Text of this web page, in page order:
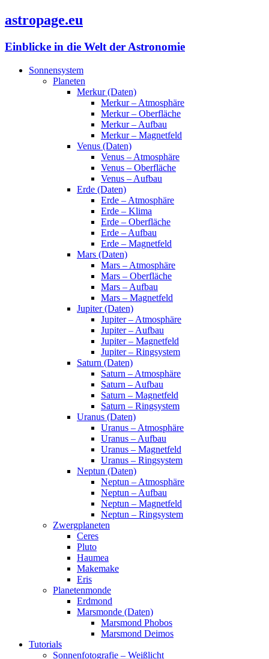
astropage.eu
Einblicke in die Welt der Astronomie
Sonnensystem
Planeten
Merkur (Daten)
Merkur – Atmosphäre
Merkur – Oberfläche
Merkur – Aufbau
Merkur – Magnetfeld
Venus (Daten)
Venus – Atmosphäre
Venus – Oberfläche
Venus – Aufbau
Erde (Daten)
Erde – Atmosphäre
Erde – Klima
Erde – Oberfläche
Erde – Aufbau
Erde – Magnetfeld
Mars (Daten)
Mars – Atmosphäre
Mars – Oberfläche
Mars – Aufbau
Mars – Magnetfeld
Jupiter (Daten)
Jupiter – Atmosphäre
Jupiter – Aufbau
Jupiter – Magnetfeld
Jupiter – Ringsystem
Saturn (Daten)
Saturn – Atmosphäre
Saturn – Aufbau
Saturn – Magnetfeld
Saturn – Ringsystem
Uranus (Daten)
Uranus – Atmosphäre
Uranus – Aufbau
Uranus – Magnetfeld
Uranus – Ringsystem
Neptun (Daten)
Neptun – Atmosphäre
Neptun – Aufbau
Neptun – Magnetfeld
Neptun – Ringsystem
Zwergplaneten
Ceres
Pluto
Haumea
Makemake
Eris
Planetenmonde
Erdmond
Marsmonde (Daten)
Marsmond Phobos
Marsmond Deimos
Tutorials
Sonnenfotografie – Weißlicht